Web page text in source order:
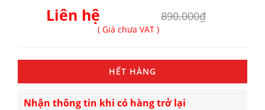
Liên hệ 890.000₫
( Giá chưa VAT )
HẾT HÀNG
Nhận thông tin khi có hàng trở lại